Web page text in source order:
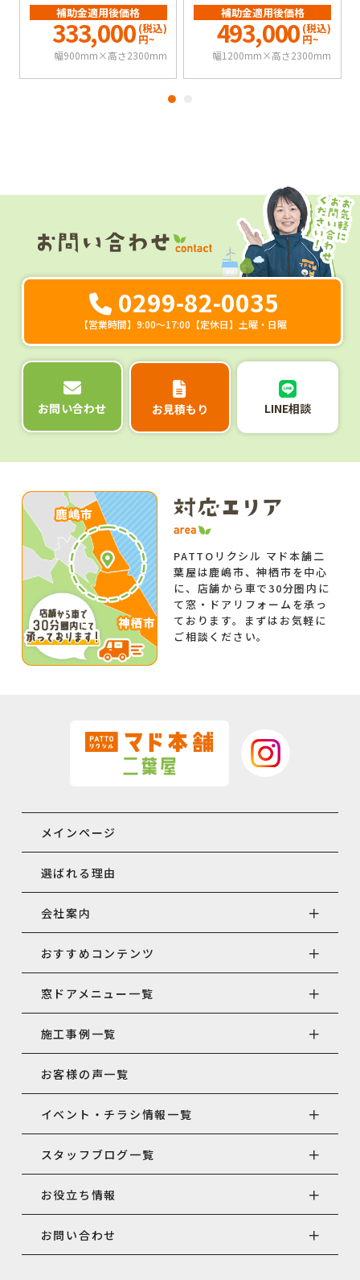
補助金適用後価格
333,000 (税込)
円~
幅900mm×高さ2300mm
補助金適用後価格
493,000 (税込)
円~
幅1200mm×高さ2300mm
0299-82-0035
【営業時間】9:00～17:00【定休日】土曜・日曜
お問い合わせ お見積もり LINE相談
PATTOリクシル マド本舗二
葉屋は鹿嶋市、神栖市を中心
に、店舗から車で30分圏内に
て窓・ドアリフォームを承っ
ております。まずはお気軽に
ご相談ください。
メインページ
選ばれる理由
会社案内
おすすめコンテンツ
窓ドアメニュー一覧
施工事例一覧
お客様の声一覧
イベント・チラシ情報一覧
スタッフブログ一覧
お役立ち情報
お問い合わせ